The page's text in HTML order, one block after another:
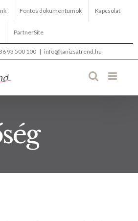
Fontos dokumentumok Kapcsolat
PartnerSite
93 500 100 | info@kanizsatrend.hu